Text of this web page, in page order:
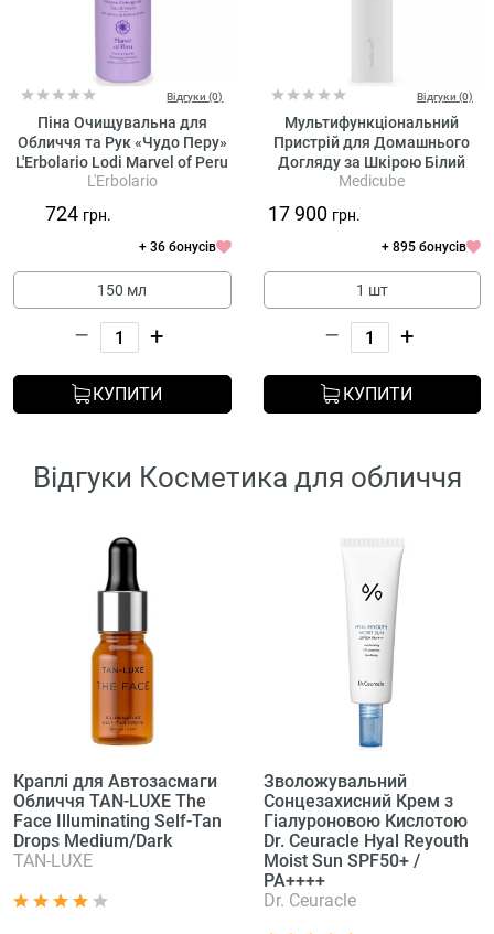
Відгуки (0)
Піна Очищувальна для
Обличчя та Рук «Чудо Перу»
L'Erbolario Lodi Marvel of Peru
Face & Hands Cleansing
L'Erbolario
724 грн.
+ 36 бонусів
150 мл
– +
КУПИТИ
Відгуки (0)
Мультифункціональний
Пристрій для Домашнього
Догляду за Шкірою Білий
Medicube AGE-R Booster Pro
Medicube
17 900 грн.
+ 895 бонусів
1 шт
– +
КУПИТИ
Відгуки Косметика для обличчя
Краплі для Автозасмаги
Обличчя TAN-LUXE The
Face Illuminating Self-Tan
Drops Medium/Dark
TAN-LUXE
Зволожувальний
Сонцезахисний Крем з
Гіалуроновою Кислотою
Dr. Ceuracle Hyal Reyouth
Moist Sun SPF50+ /
PA++++
Dr. Ceuracle